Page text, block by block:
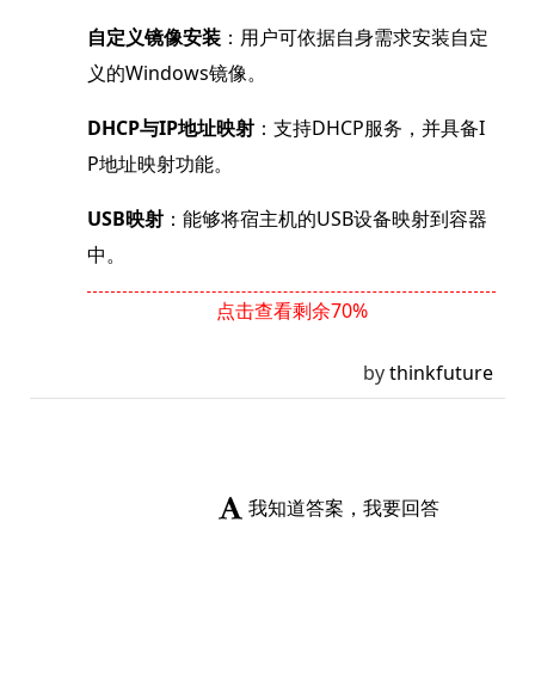
自定义镜像安装 ：用户可依据自身需求安装自定
义的Windows镜像。
DHCP与IP地址映射 ：支持DHCP服务，并具备I
P地址映射功能。
USB映射 ：能够将宿主机的USB设备映射到容器
中。
点击查看剩余70%
bythinkfuture
我知道答案，我要回答